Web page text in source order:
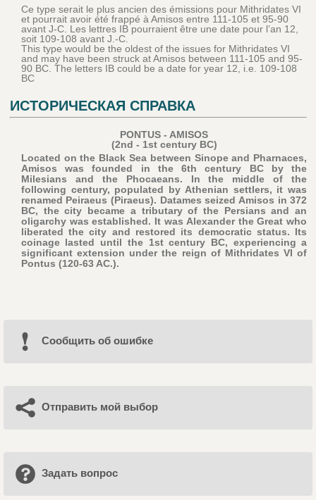
Ce type serait le plus ancien des émissions pour Mithridates VI
et pourrait avoir été frappé à Amisos entre 111-105 et 95-90
avant J-C. Les lettres IB pourraient être une date pour l’an 12,
soit 109-108 avant J.-C.
This type would be the oldest of the issues for Mithridates VI
and may have been struck at Amisos between 111-105 and 95-
90 BC. The letters IB could be a date for year 12, i.e. 109-108
BC
ИСТОРИЧЕСКАЯ СПРАВКА
PONTUS - AMISOS
(2nd - 1st century BC)
Located on the Black Sea between Sinope and Pharnaces,
Amisos was founded in the 6th century BC by the
Milesians and the Phocaeans. In the middle of the
following century, populated by Athenian settlers, it was
renamed Peiraeus (Piraeus). Datames seized Amisos in 372
BC, the city became a tributary of the Persians and an
oligarchy was established. It was Alexander the Great who
liberated the city and restored its democratic status. Its
coinage lasted until the 1st century BC, experiencing a
significant extension under the reign of Mithridates VI of
Pontus (120-63 AC.).
Cообщить об ошибке
Отправить мой выбор
Задать вопрос